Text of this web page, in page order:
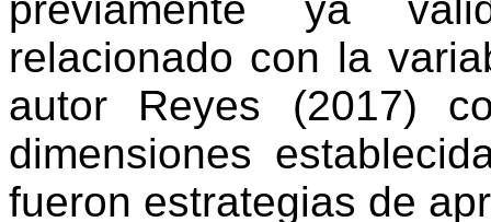
relacionado con la
autor Reyes (2017)
dimensiones
fueron estrategias de